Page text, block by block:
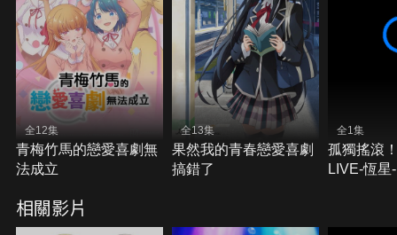
全12集
青梅竹馬的戀愛喜劇無
法成立
全13集
果然我的青春戀愛喜劇
搞錯了
全1集
孤獨搖滾
LIVE-恆星-
相關影片